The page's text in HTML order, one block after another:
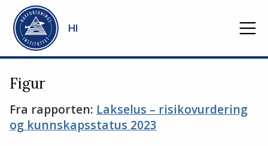
Gå til hovedinnhold
HI
Figur
Fra rapporten: Lakselus – risikovurdering
og kunnskapsstatus 2023